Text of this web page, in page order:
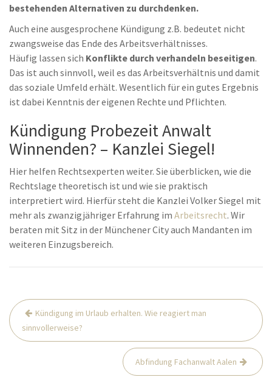
bestehenden Alternativen zu durchdenken.
Auch eine ausgesprochene Kündigung z.B. bedeutet nicht
zwangsweise das Ende des Arbeitsverhältnisses.
Häufig lassen sich Konflikte durch verhandeln beseitigen.
Das ist auch sinnvoll, weil es das Arbeitsverhältnis und damit
das soziale Umfeld erhält. Wesentlich für ein gutes Ergebnis
ist dabei Kenntnis der eigenen Rechte und Pflichten.
Kündigung Probezeit Anwalt
Winnenden? – Kanzlei Siegel!
Hier helfen Rechtsexperten weiter. Sie überblicken, wie die
Rechtslage theoretisch ist und wie sie praktisch
interpretiert wird. Hierfür steht die Kanzlei Volker Siegel mit
mehr als zwanzigjähriger Erfahrung im Arbeitsrecht. Wir
beraten mit Sitz in der Münchener City auch Mandanten im
weiteren Einzugsbereich.
Beitrags-
Navigation
Kündigung im Urlaub erhalten. Wie reagiert man
sinnvollerweise?
Abfindung Fachanwalt Aalen